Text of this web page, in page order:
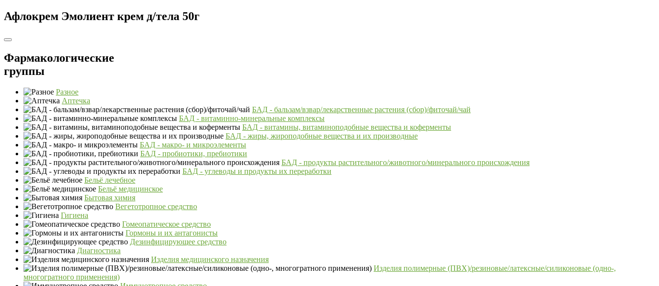
Афлокрем Эмолиент крем д/тела 50г
Фармакологические
группы
Разное
Аптечка
БАД - бальзам/взвар/лекарственные растения (сбор)/фиточай/чай
БАД - витаминно-минеральные комплексы
БАД - витамины, витаминоподобные вещества и коферменты
БАД - жиры, жироподобные вещества и их производные
БАД - макро- и микроэлементы
БАД - пробиотики, пребиотики
БАД - продукты растительного/животного/минерального происхождения
БАД - углеводы и продукты их переработки
Бельё лечебное
Бельё медицинское
Бытовая химия
Вегетотропное средство
Гигиена
Гомеопатическое средство
Гормоны и их антагонисты
Дезинфицирующее средство
Диагностика
Изделия медицинского назначения
Изделия полимерные (ПВХ)/резиновые/латексные/силиконовые (одно-,
многогратного применения)